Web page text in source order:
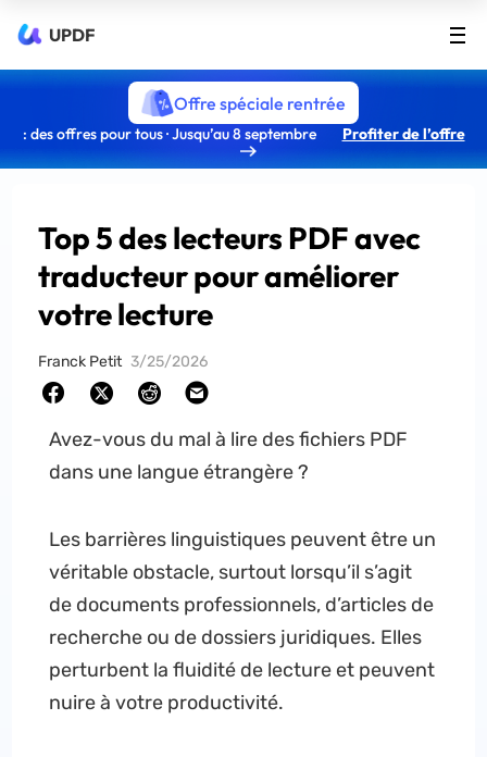
UPDF
Offre spéciale rentrée
: des offres pour tous · Jusqu’au 8 septembre Profiter de l’offre
Top 5 des lecteurs PDF avec
traducteur pour améliorer
votre lecture
Franck Petit 3/25/2026
Avez-vous du mal à lire des fichiers PDF
dans une langue étrangère ?
Les barrières linguistiques peuvent être un
véritable obstacle, surtout lorsqu’il s’agit
de documents professionnels, d’articles de
recherche ou de dossiers juridiques. Elles
perturbent la fluidité de lecture et peuvent
nuire à votre productivité.